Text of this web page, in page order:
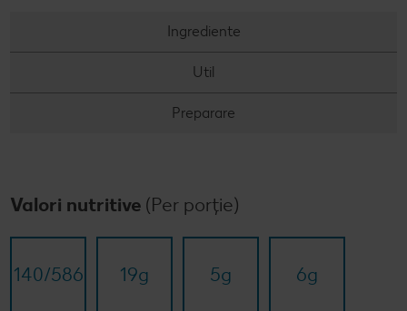
Ingrediente
Util
Preparare
Valori nutritive (Per porție)
140/​586 19g 5g 6g